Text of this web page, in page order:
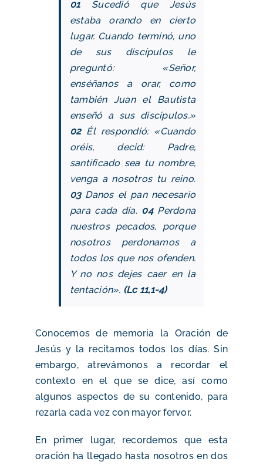
01Sucedió que Jesús
estaba orando en cierto
lugar. Cuando terminó, uno
de sus discípulos le
preguntó: «Señor,
enséñanos a orar, como
también Juan el Bautista
enseñó a sus discípulos.»
02Él respondió: «Cuando
oréis, decid: Padre,
santificado sea tu nombre,
venga a nosotros tu reino.
03Danos el pan necesario
para cada día. 04Perdona
nuestros pecados, porque
nosotros perdonamos a
todos los que nos ofenden.
Y no nos dejes caer en la
tentación». (Lc 11,1-4)
Conocemos de memoria la Oración de
Jesús y la recitamos todos los días. Sin
embargo, atrevámonos a recordar el
contexto en el que se dice, así como
algunos aspectos de su contenido, para
rezarla cada vez con mayor fervor.
En primer lugar, recordemos que esta
oración ha llegado hasta nosotros en dos